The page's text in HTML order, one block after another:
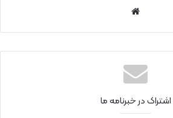
نتی
اشتراک در خبرنامه ما